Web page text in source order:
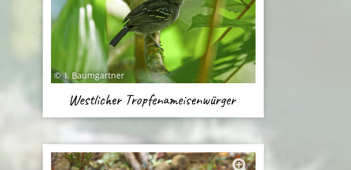
I. Baumgartner
Westlicher Tropfenameisenwürger